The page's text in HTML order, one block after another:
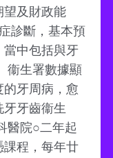
望及財政能
診斷，基本預
當中包括與牙
衞生署數據顯
牙周病，愈
牙齒衞生
醫院○二年起
課程，每年廿